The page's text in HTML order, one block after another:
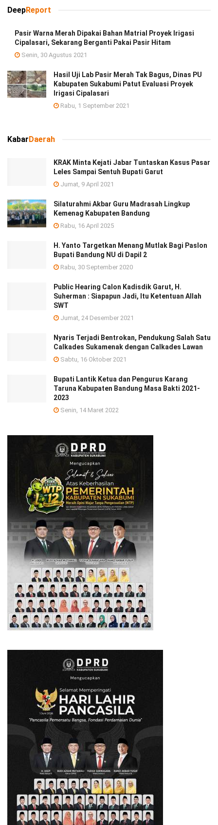
DeepReport
Pasir Warna Merah Dipakai Bahan Matrial Proyek Irigasi
Cipalasari, Sekarang Berganti Pakai Pasir Hitam
Senin, 30 Agustus 2021
Hasil Uji Lab Pasir Merah Tak Bagus, Dinas PU
Kabupaten Sukabumi Patut Evaluasi Proyek
Irigasi Cipalasari
Rabu, 1 September 2021
KabarDaerah
KRAK Minta Kejati Jabar Tuntaskan Kasus Pasar
Leles Sampai Sentuh Bupati Garut
Jumat, 9 April 2021
Silaturahmi Akbar Guru Madrasah Lingkup
Kemenag Kabupaten Bandung
Rabu, 16 April 2025
H. Yanto Targetkan Menang Mutlak Bagi Paslon
Bupati Bandung NU di Dapil 2
Rabu, 30 September 2020
Public Hearing Calon Kadisdik Garut, H.
Suherman : Siapapun Jadi, Itu Ketentuan Allah
SWT
Jumat, 24 Desember 2021
Nyaris Terjadi Bentrokan, Pendukung Salah Satu
Calkades Sukamenak dengan Calkades Lawan
Sabtu, 16 Oktober 2021
Bupati Lantik Ketua dan Pengurus Karang
Taruna Kabupaten Bandung Masa Bakti 2021-
2023
Senin, 14 Maret 2022